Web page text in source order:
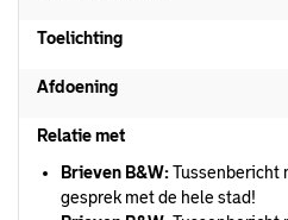
Toelichting
Afdoening
Relatie met
Brieven B&W:Tussenbericht
gesprek met de hele stad!